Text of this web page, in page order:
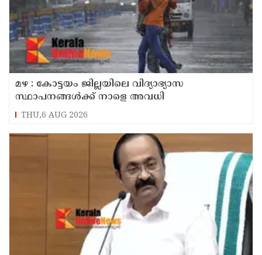
മഴ : കോട്ടയം ജില്ലയിലെ വിദ്യാഭ്യാസ
സ്ഥാപനങ്ങൾക്ക് നാളെ അവധി
THU,6 AUG 2026